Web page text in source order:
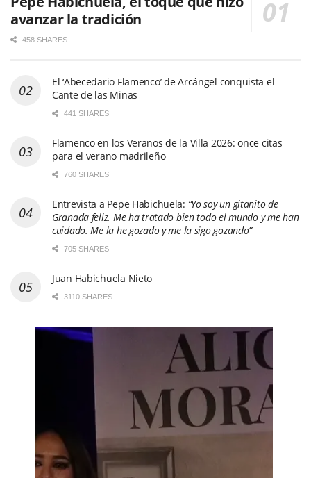
avanzar la tradición
458 SHARES
El ‘Abecedario Flamenco’ de Arcángel conquista el
Cante de las Minas
441 SHARES
Flamenco en los Veranos de la Villa 2026: once citas
para el verano madrileño
760 SHARES
Entrevista a Pepe Habichuela: “Yo soy un gitanito de
Granada feliz. Me ha tratado bien todo el mundo y me han
cuidado. Me la he gozado y me la sigo gozando”
705 SHARES
Juan Habichuela Nieto
3110 SHARES